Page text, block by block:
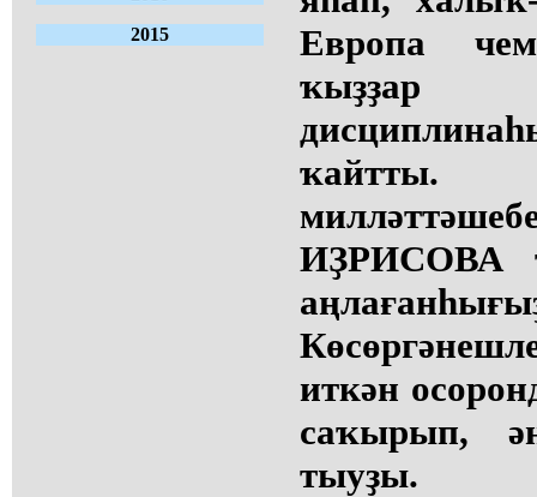
2015
Европа
ҡыҙҙар
ҡайтты.
ИҘРИСОВА
иткән
саҡырып,
тыуҙы.